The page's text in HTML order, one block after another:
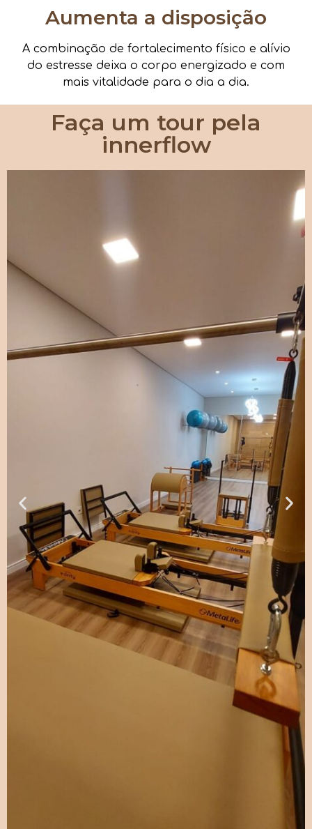
Aumenta a disposição
A combinação de fortalecimento físico e alívio
do estresse deixa o corpo energizado e com
mais vitalidade para o dia a dia.
Faça um tour pela
innerflow